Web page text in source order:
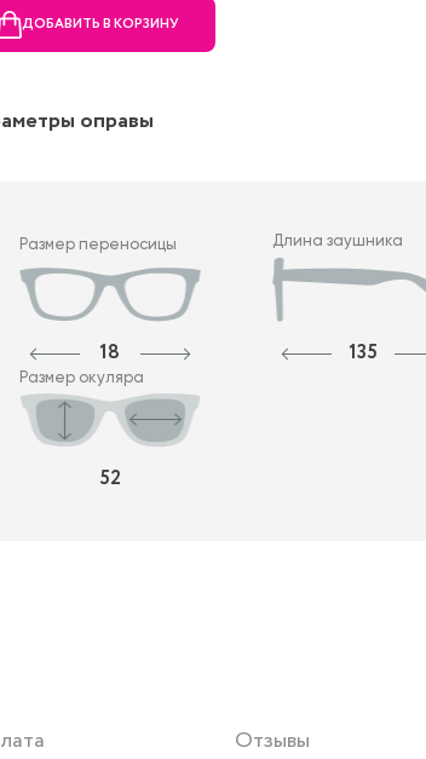
ДОБАВИТЬ В КОРЗИНУ
оправы
Размер переносицы
18
Длина заушника
135
Размер окуляра
52
Отзывы